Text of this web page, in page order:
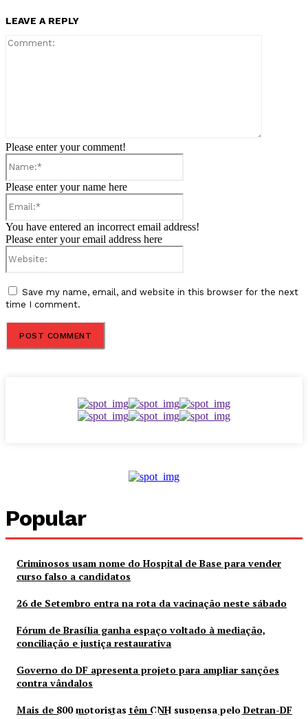
LEAVE A REPLY
Please enter your comment!
Please enter your name here
You have entered an incorrect email address!
Please enter your email address here
Save my name, email, and website in this browser for the next
time I comment.
Popular
Criminosos usam nome do Hospital de Base para vender
curso falso a candidatos
26 de Setembro entra na rota da vacinação neste sábado
Fórum de Brasília ganha espaço voltado à mediação,
conciliação e justiça restaurativa
Governo do DF apresenta projeto para ampliar sanções
contra vândalos
Mais de 800 motoristas têm CNH suspensa pelo Detran-DF